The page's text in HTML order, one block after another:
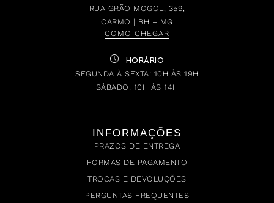
RUA GRÃO MOGOL, 359,
CARMO | BH – MG
COMO CHEGAR
HORÁRIO
SEGUNDA À SEXTA: 10H ÀS 19H
SÁBADO: 10H ÀS 14H
INFORMAÇÕES
PRAZOS DE ENTREGA
FORMAS DE PAGAMENTO
TROCAS E DEVOLUÇÕES
PERGUNTAS FREQUENTES